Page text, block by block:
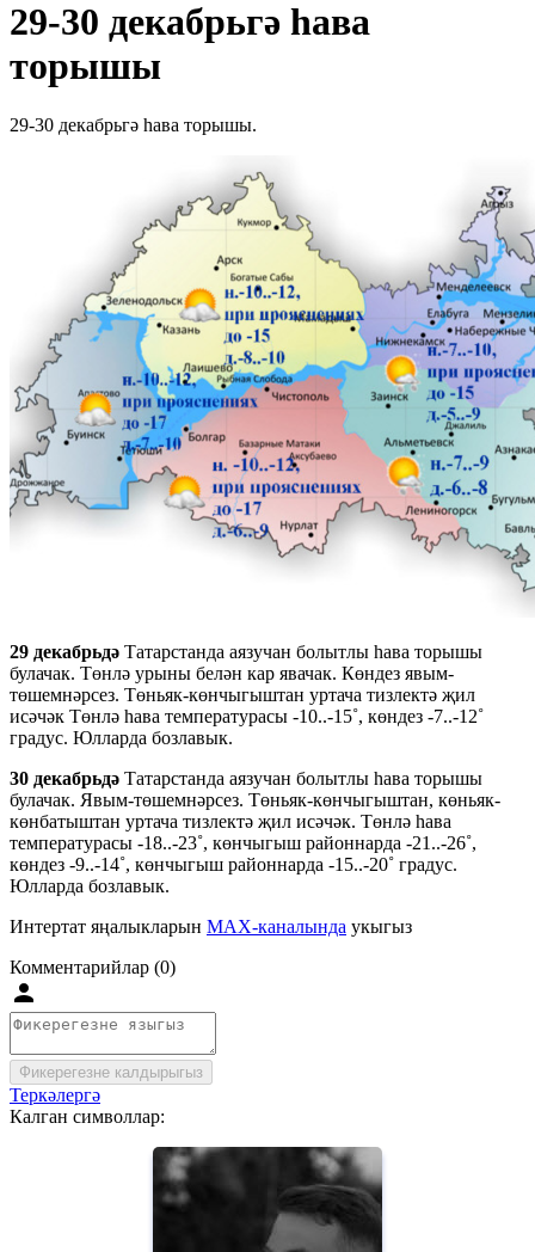
29-30 декабрьгә һава
торышы
29-30 декабрьгә һава торышы.
29 декабрьдә Татарстанда аязучан болытлы һава торышы
булачак. Төнлә урыны белән кар явачак. Көндез явым-
төшемнәрсез. Төньяк-көнчыгыштан уртача тизлектә җил
исәчәк Төнлә һава температурасы -10..-15˚, көндез -7..-12˚
градус. Юлларда бозлавык.
30 декабрьдә Татарстанда аязучан болытлы һава торышы
булачак. Явым-төшемнәрсез. Төньяк-көнчыгыштан, көньяк-
көнбатыштан уртача тизлектә җил исәчәк. Төнлә һава
температурасы -18..-23˚, көнчыгыш районнарда -21..-26˚,
көндез -9..-14˚, көнчыгыш районнарда -15..-20˚ градус.
Юлларда бозлавык.
Интертат яңалыкларын MAX-каналында укыгыз
Комментарийлар (0)
Фикерегезне калдырыгыз
Теркәлергә
Калган символлар: